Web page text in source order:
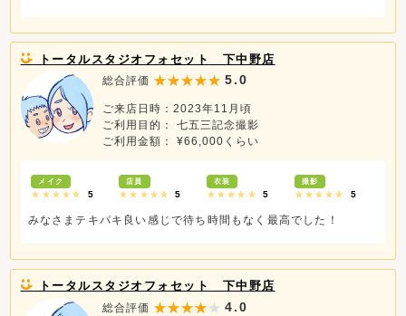
トータルスタジオフォセット 下中野店
総合評価 5.0
ご来店日時：2023年11月頃
ご利用目的： 七五三記念撮影
ご利用金額： ¥66,000くらい
メイク
★★★★★ 5
店員
★★★★★ 5
衣装
★★★★★ 5
撮影
★★★★★ 5
みなさまテキパキ良い感じで待ち時間もなく最高でした！
トータルスタジオフォセット 下中野店
総合評価 4.0